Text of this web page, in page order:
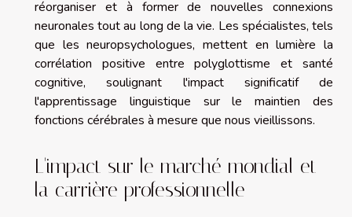
réorganiser et à former de nouvelles connexions
neuronales tout au long de la vie. Les spécialistes, tels
que les neuropsychologues, mettent en lumière la
corrélation positive entre polyglottisme et santé
cognitive, soulignant l'impact significatif de
l'apprentissage linguistique sur le maintien des
fonctions cérébrales à mesure que nous vieillissons.
L'impact sur le marché mondial et
la carrière professionnelle